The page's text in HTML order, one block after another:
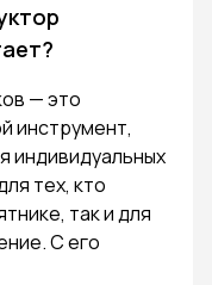
— это
инструмент,
индивидуальных
тех, кто
так и для
С его